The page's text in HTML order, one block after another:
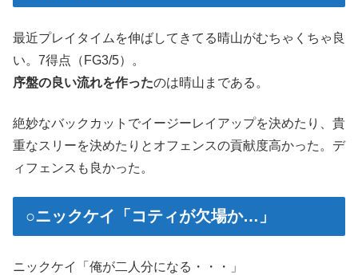
最近プレイタイムを伸ばしてきてる晴山がむちゃくちゃ良
い。7得点（FG3/5）。
序盤の良い流れを作ったのは晴山まである。
絶妙なバックカットでイージーレイアップを決めたり、貴
重なスリーを決めたりとオフェンスの貢献度高かった。デ
ィフェンスも良かった。
○ニックケイ「コティが欠場か…」
ニックケイ「俺が二人分になる・・・」